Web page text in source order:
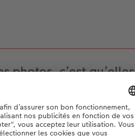
photos, c’est qu’elles
souvenirs. C’est
de pouvoir revoir ces
de nombreuses